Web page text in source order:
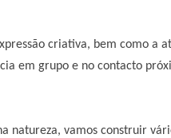
criativa, bem como a
em grupo e no contacto
natureza, vamos construir